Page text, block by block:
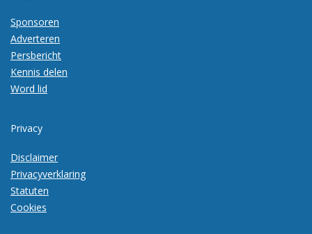
Sponsoren
Adverteren
Persbericht
Kennis delen
Word lid
Privacy
Disclaimer
Privacyverklaring
Statuten
Cookies